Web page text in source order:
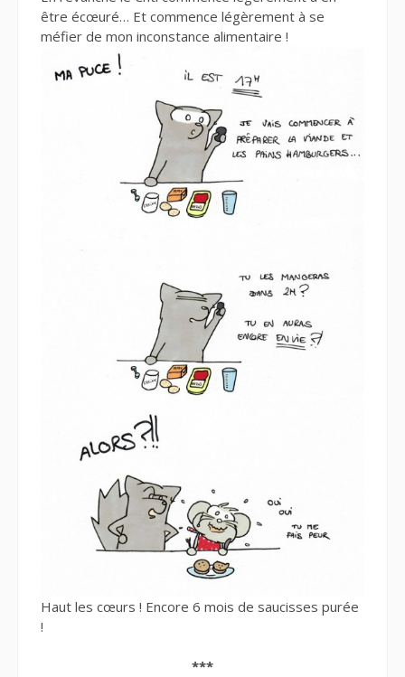
être écœuré… Et commence légèrement à se
méfier de mon inconstance alimentaire !
Haut les cœurs ! Encore 6 mois de saucisses purée
!
***